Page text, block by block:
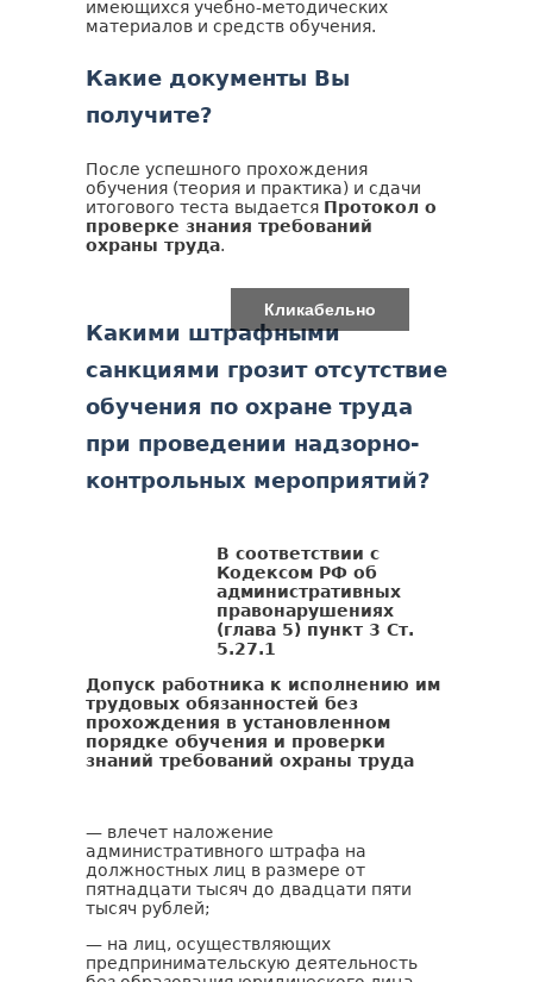
имеющихся учебно-методических
материалов и средств обучения.
Какие документы Вы
получите?
После успешного прохождения
обучения (теория и практика) и сдачи
итогового теста выдается Протокол о
проверке знания требований
охраны труда.
Кликабельно
Какими штрафными
санкциями грозит отсутствие
обучения по охране труда
при проведении надзорно-
контрольных мероприятий?
В соответствии с
Кодексом РФ об
административных
правонарушениях
(глава 5) пункт 3 Ст.
5.27.1
Допуск работника к исполнению им
трудовых обязанностей без
прохождения в установленном
порядке обучения и проверки
знаний требований охраны труда
— влечет наложение
административного штрафа на
должностных лиц в размере от
пятнадцати тысяч до двадцати пяти
тысяч рублей;
— на лиц, осуществляющих
предпринимательскую деятельность